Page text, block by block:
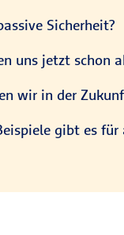
Sicherheit?
uns jetzt schon
wir in der
gibt es